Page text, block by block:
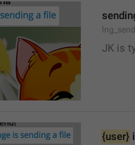
JK is
{user}